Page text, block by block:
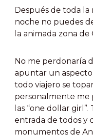
Después de toda
noche no puedes
la animada zona
No me perdonaría
apuntar un
todo viajero se
personalmente me
las “one dollar
entrada de todos y
monumentos de